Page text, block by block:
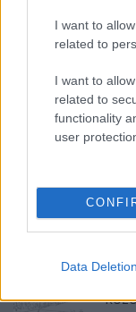
I want to
related to
I want to
related to
functionality
user
Data Deletion
Ajánlott